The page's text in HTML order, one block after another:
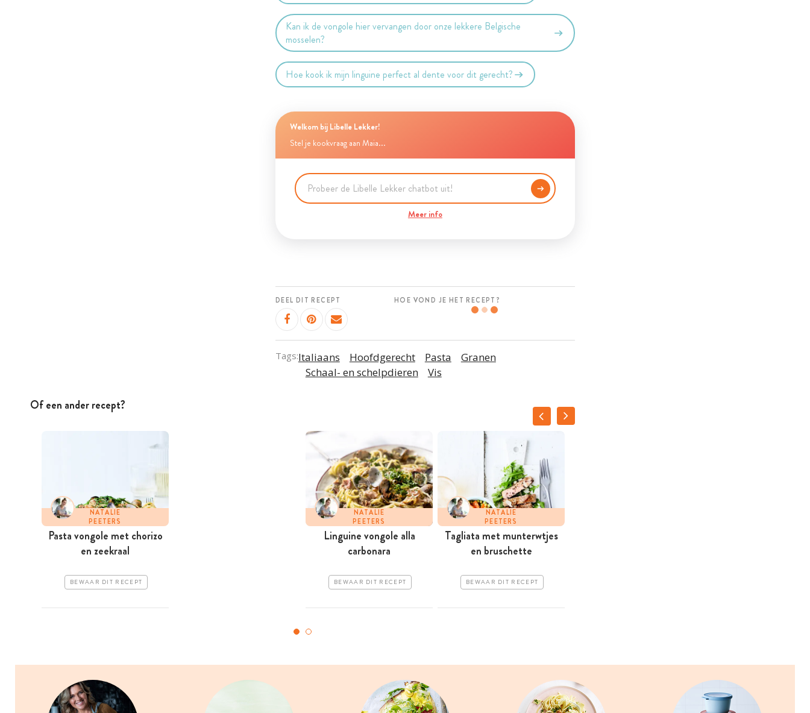
Kan ik de vongole hier vervangen door onze lekkere Belgische
mosselen?
Hoe kook ik mijn linguine perfect al dente voor dit gerecht?
Welkom bij Libelle Lekker!
Stel je kookvraag aan Maia...
Meer info
DEEL DIT RECEPT HOE VOND JE HET RECEPT?
Tags:Italiaans Hoofdgerecht Pasta
Granen
Schaal- en schelpdieren
Vis
Of een ander recept?
NATALIE
PEETERS
Pasta vongole met chorizo
en zeekraal
BEWAAR DIT RECEPT
NATALIE
PEETERS
Linguine vongole alla
carbonara
BEWAAR DIT RECEPT
NATALIE
PEETERS
Tagliata met munterwtjes
en bruschette
BEWAAR DIT RECEPT